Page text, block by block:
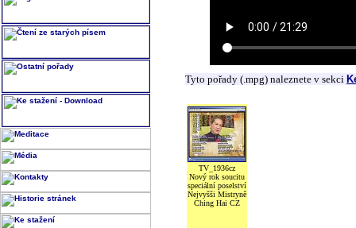
Tyto pořady (.mpg) naleznete v sekci
TV_1936cz
Nový rok soucitu
speciální poselství
Nejvyšši Mistryně
Ching Hai CZ